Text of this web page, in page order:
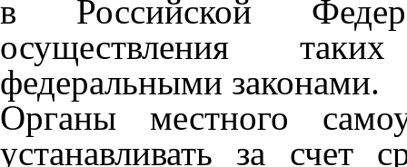
в Российской
осуществления
федеральными законами.
Органы местного
устанавливать за счет